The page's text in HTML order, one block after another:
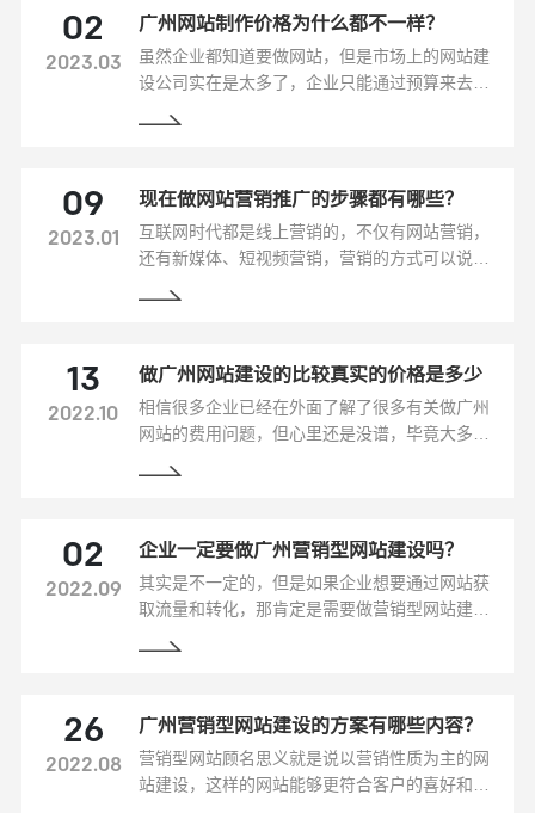
呢？
02
2023.03
广州网站制作价格为什么都不一样？
虽然企业都知道要做网站，但是市场上的网站建
设公司实在是太多了，企业只能通过预算来去选
09
2023.01
现在做网站营销推广的步骤都有哪些？
互联网时代都是线上营销的，不仅有网站营销，
还有新媒体、短视频营销，营销的方式可以说是
13
2022.10
做广州网站建设的比较真实的价格是多少
相信很多企业已经在外面了解了很多有关做广州
网站的费用问题，但心里还是没谱，毕竟大多数
02
2022.09
企业一定要做广州营销型网站建设吗？
其实是不一定的，但是如果企业想要通过网站获
取流量和转化，那肯定是需要做营销型网站建设
的也是营销型网站，那么除此以外企业一定要做
广州营销型网站建设的原因还有哪些？跟着小编
来仔细了解。
26
2022.08
广州营销型网站建设的方案有哪些内容？
营销型网站顾名思义就是说以营销性质为主的网
站建设，这样的网站能够更符合客户的喜好和体